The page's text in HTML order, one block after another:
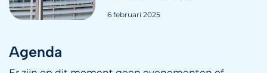
6 februari 2025
Agenda